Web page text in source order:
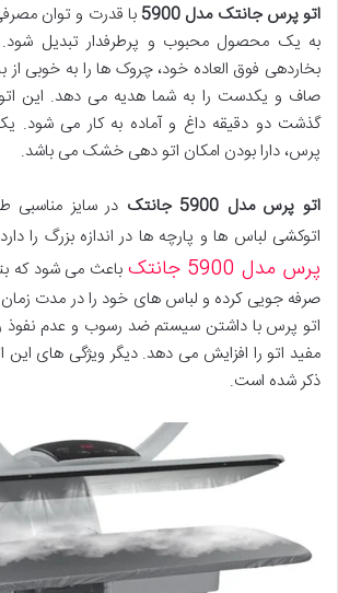
اتو پرس جانتک مدل 5900
با قدرت و توان
به یک محصول محبوب و پرطرفدار تبدیل شود.
بخاردهی فوق العاده خود، چروک ها را به خوبی از
صاف و یکدست را به شما هدیه می دهد. این
گذشت دو دقیقه داغ و آماده به کار می شود.
پرس، دارا بودن امکان اتو دهی خشک می باشد.
اتو پرس مدل 5900 جانتک
در سایز مناسبی
اتوکشی لباس ها و پارچه ها در اندازه بزرگ را
پرس مدل 5900 جانتک
باعث می شود که
صرفه جویی کرده و لباس های خود را در مدت زمان
اتو پرس با داشتن سیستم ضد رسوب و عدم نفوذ
مفید اتو را افزایش می دهد. دیگر ویژگی های این
ذکر شده است.